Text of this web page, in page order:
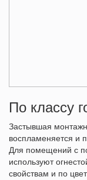
По классу
Застывшая
воспламеняется и
Для помещений с
используют
свойствам и по